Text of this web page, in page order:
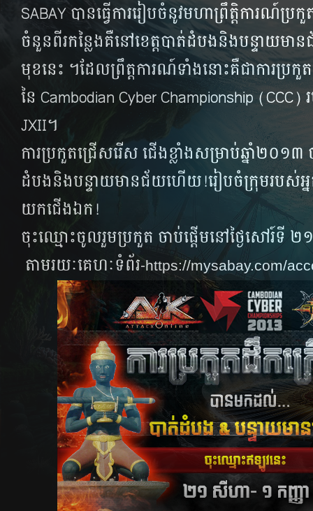
SABAY បាន​ធ្វើ​ការ​រៀប​ចំនូវ​​មហា​ព្រឹត្តិ​ការណ៍​ប្រ
ចំនួន​ពីរ​កន្លៃង​គឺ​នៅខេត្តបាត់​ដំបង​និង​បន្ទាយ​មា
មុខ​នេះ​ ។ដែល​ព្រឹត្តការណ៍​ទាំង​នោះ​គឺ​ជា​ការ​ប្
នៃ ​Cambodian Cyber Championship (CCC)
JXII។
ការ​​ប្រកួត​​ជ្រើស​​រើស​​ ជើង​ខ្លាំង​សម្រាប់​ឆ្នាំ​​២០១
ដំបង​​និង​​បន្ទាយ​​មាន​​ជ័យ​​ហើយ!​​រៀប​​ចំ​​ក្រុម​​របស់​​អ្ន
យក​​ជើង​​ឯក​​!​
ចុះ​​ឈ្មោះ​​ចូល​រួម​ប្រកួត​​​​ ចាប់ផ្តើម​​​នៅ​​ថ្ងៃ​​សៅរ៍​ទី
តាម​រយៈ​គេហៈ​ទំព័រ​-https://mysabay.com/